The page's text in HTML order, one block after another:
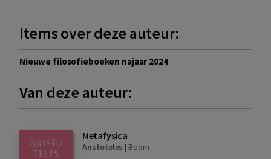
Items over deze auteur:
Nieuwe filosofieboeken najaar 2024
Van deze auteur:
Metafysica
Aristoteles | Boom